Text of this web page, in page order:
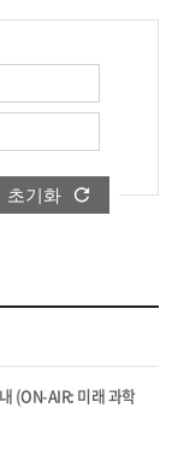
초기화
(ON-AIR: 미래 과학